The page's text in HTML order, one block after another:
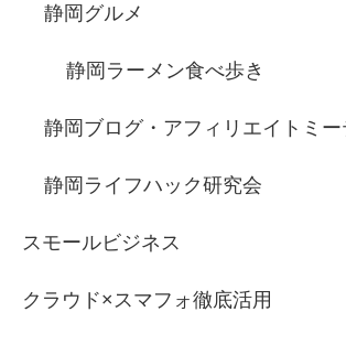
静岡グルメ
静岡ラーメン食べ歩き
静岡ブログ・アフィリエイトミ
静岡ライフハック研究会
スモールビジネス
クラウド×スマフォ徹底活用